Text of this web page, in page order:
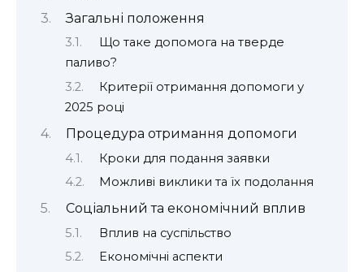
Загальні положення
Що таке допомога на тверде
паливо?
Критерії отримання допомоги у
2025 році
Процедура отримання допомоги
Кроки для подання заявки
Можливі виклики та їх подолання
Соціальний та економічний вплив
Вплив на суспільство
Економічні аспекти